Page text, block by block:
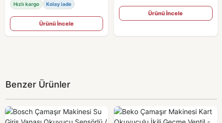
Hızlı kargo Kolay iade
Ürünü İncele
Ürünü İncele
Benzer Ürünler